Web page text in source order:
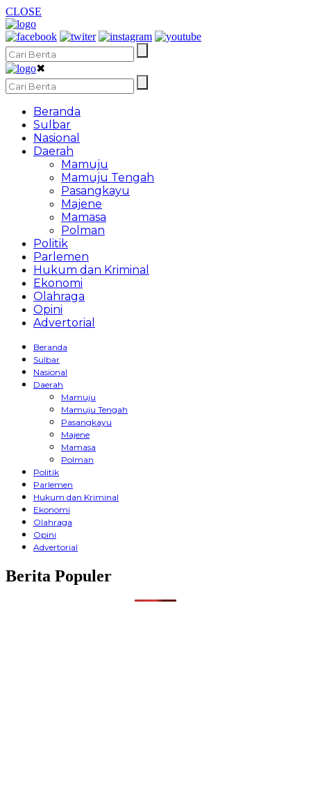
CLOSE
✖
Beranda
Sulbar
Nasional
Daerah
Mamuju
Mamuju Tengah
Pasangkayu
Majene
Mamasa
Polman
Politik
Parlemen
Hukum dan Kriminal
Ekonomi
Olahraga
Opini
Advertorial
Beranda
Sulbar
Nasional
Daerah
Mamuju
Mamuju Tengah
Pasangkayu
Majene
Mamasa
Polman
Politik
Parlemen
Hukum dan Kriminal
Ekonomi
Olahraga
Opini
Advertorial
Berita Populer